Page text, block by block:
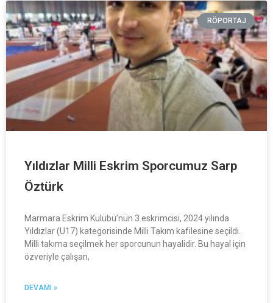
RÖPORTAJ
Yıldızlar Milli Eskrim Sporcumuz Sarp
Öztürk
Marmara Eskrim Kulübü’nün 3 eskrimcisi, 2024 yılında
Yıldızlar (U17) kategorisinde Milli Takım kafilesine seçildi.
Milli takıma seçilmek her sporcunun hayalidir. Bu hayal için
özveriyle çalışan,
DEVAMI »